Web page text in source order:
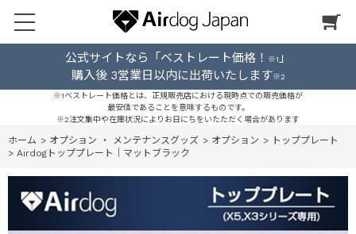
公式サイトなら「ベストレート価格！ ※1 」
購入後 3営業日以内に出荷いたします※2
※1ベストレート価格とは、正規販売店における現時点での販売価格が
最安値であることを意味するものです。
※2注文集中や在庫状況によりお日にちをいたただく場合があります
ホーム > オプション ・ メンテナンスグッズ > オプション >
トッププレート
> Airdogトッププレート｜マットブラック